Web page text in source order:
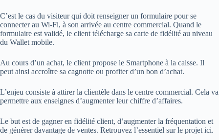
C’est le cas du visiteur qui doit renseigner un formulaire pour se
connecter au Wi-Fi, à son arrivée au centre commercial. Quand le
formulaire est validé, le client télécharge sa carte de fidélité au niveau
du Wallet mobile.
Au cours d’un achat, le client propose le Smartphone à la caisse. Il
peut ainsi accroître sa cagnotte ou profiter d’un bon d’achat.
L’enjeu consiste à attirer la clientèle dans le centre commercial. Cela va
permettre aux enseignes d’augmenter leur chiffre d’affaires.
Le but est de gagner en fidélité client, d’augmenter la fréquentation et
de générer davantage de ventes. Retrouvez l’essentiel sur le projet ici.